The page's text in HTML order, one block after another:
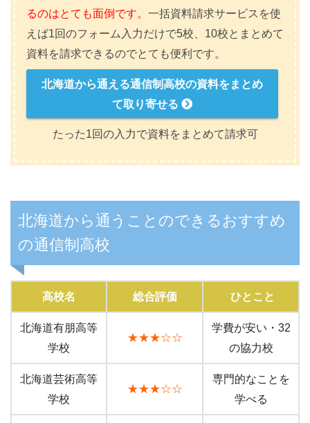
るのはとても面倒です。 一括資料請求サービスを使
えば1回のフォーム入力だけで5校、10校とまとめて
資料を請求できるのでとても便利です。
北海道から通える通信制高校の資料をまとめ
て取り寄せる
たった1回の入力で資料をまとめて請求可
北海道から通うことのできるおすすめ
の通信制高校
高校名 総合評価 ひとこと
北海道有朋高等
学校
★★★☆☆
学費が安い・32
の協力校
北海道芸術高等
学校
★★★☆☆
専門的なことを
学べる